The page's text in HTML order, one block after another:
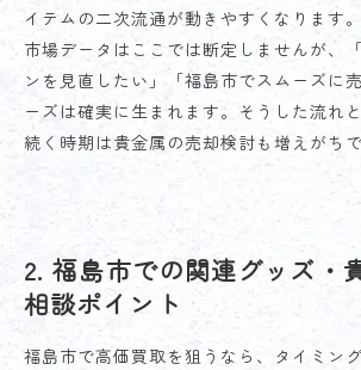
イテムの二次流通が動きやすくなります
市場データはここでは断定しませんが、
ンを見直したい」「福島市でスムーズに
ーズは確実に生まれます。そうした流れ
続く時期は貴金属の売却検討も増えがち
2. 福島市での関連グッズ・
相談ポイント
福島市で高価買取を狙うなら、タイミン